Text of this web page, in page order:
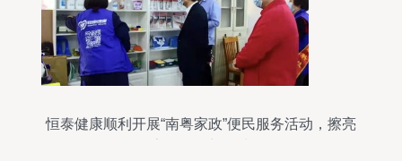
恒泰健康顺利开展“南粤家政”便民服务活动，擦亮